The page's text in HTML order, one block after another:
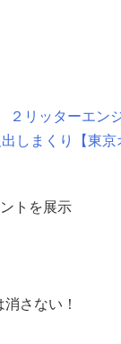
リッターエン
しまくり【東京
トを展示
さない！